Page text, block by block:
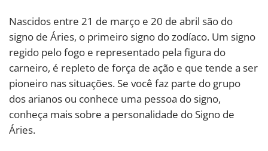
Nascidos entre 21 de março e 20 de abril são do
signo de Áries, o primeiro signo do zodíaco. Um signo
regido pelo fogo e representado pela figura do
carneiro, é repleto de força de ação e que tende a ser
pioneiro nas situações. Se você faz parte do grupo
dos arianos ou conhece uma pessoa do signo,
conheça mais sobre a personalidade do Signo de
Áries.